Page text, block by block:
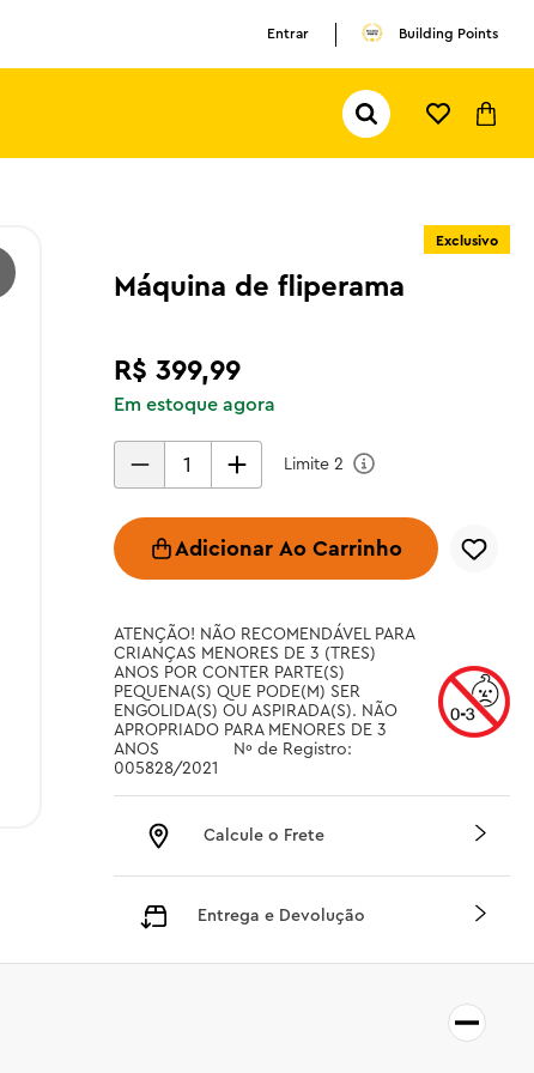
Entrar Building Points
Pesquisar...
Exclusivo
Máquina de fliperama
R$ 399,99
Em estoque agora
Limite 2
Adicionar Ao Carrinho
ATENÇÃO! NÃO RECOMENDÁVEL PARA
CRIANÇAS MENORES DE 3 (TRES)
ANOS POR CONTER PARTE(S)
PEQUENA(S) QUE PODE(M) SER
ENGOLIDA(S) OU ASPIRADA(S). NÃO
APROPRIADO PARA MENORES DE 3
ANOS		 Nº de Registro:
005828/2021
Calcule o Frete
Entrega e Devolução
ferrari